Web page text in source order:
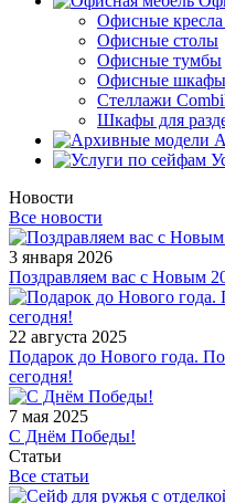
Офисные кресла
Офисные столы
Офисные тумбы
Офисные шкафы
Стеллажи
Шкафы для
Новости
Все новости
3 января 2026
Поздравляем вас с Новым
22 августа 2025
Подарок до Нового года.
сегодня!
7 мая 2025
С Днём Победы!
Статьи
Все статьи